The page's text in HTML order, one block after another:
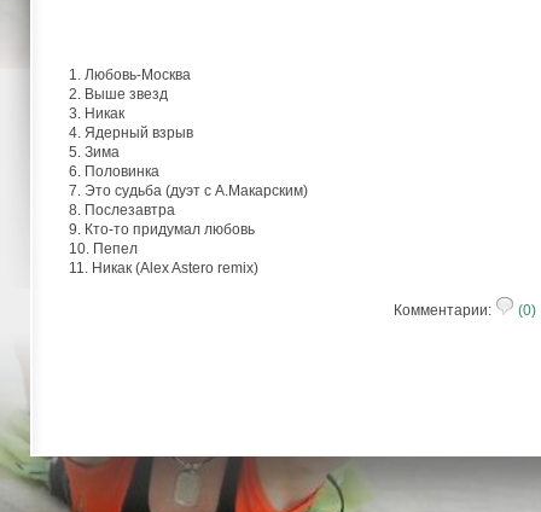
1. Любовь-Москва
2. Выше звезд
3. Никак
4. Ядерный взрыв
5. Зима
6. Половинка
7. Это судьба (дуэт с А.Макарским)
8. Послезавтра
9. Кто-то придумал любовь
10. Пепел
11. Никак (Alex Astero remix)
Комментарии: (0)